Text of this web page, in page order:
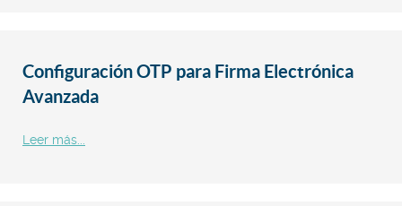
Configuración OTP para Firma Electrónica
Avanzada
Leer más...